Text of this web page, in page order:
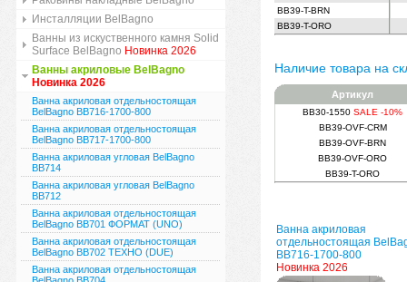
Инсталляции BelBagno
Ванны из искуственного камня Solid
Surface BelBagno Новинка 2026
Ванны акриловые BelBagno
Новинка 2026
Ванна акриловая отдельностоящая
BelBagno BB716-1700-800
Ванна акриловая отдельностоящая
BelBagno BB717-1700-800
Ванна акриловая угловая BelBagno
BB714
Ванна акриловая угловая BelBagno
BB712
Ванна акриловая отдельностоящая
BelBagno BB701 ФОРМАТ (UNO)
Ванна акриловая отдельностоящая
BelBagno BB702 ТЕХНО (DUE)
Ванна акриловая отдельностоящая
BB39-T-BRN
BB39-T-ORO
Наличие товара на
Артикул
BB30-1550 SALE -10%
BB39-OVF-CRM
BB39-OVF-BRN
BB39-OVF-ORO
BB39-T-ORO
Ванна акриловая
отдельностоящая
BB716-1700-800
Новинка 2026